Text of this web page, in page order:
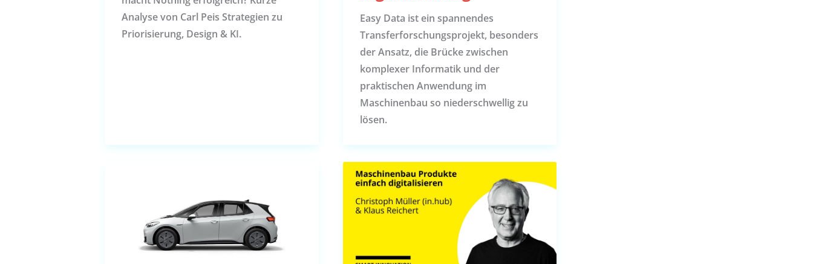
Analyse von Carl Peis Strategien zu
Priorisierung, Design & KI.
Easy Data ist ein spannendes
Transferforschungsprojekt, besonders
der Ansatz, die Brücke zwischen
komplexer Informatik und der
praktischen Anwendung im
Maschinenbau so niederschwellig zu
lösen.